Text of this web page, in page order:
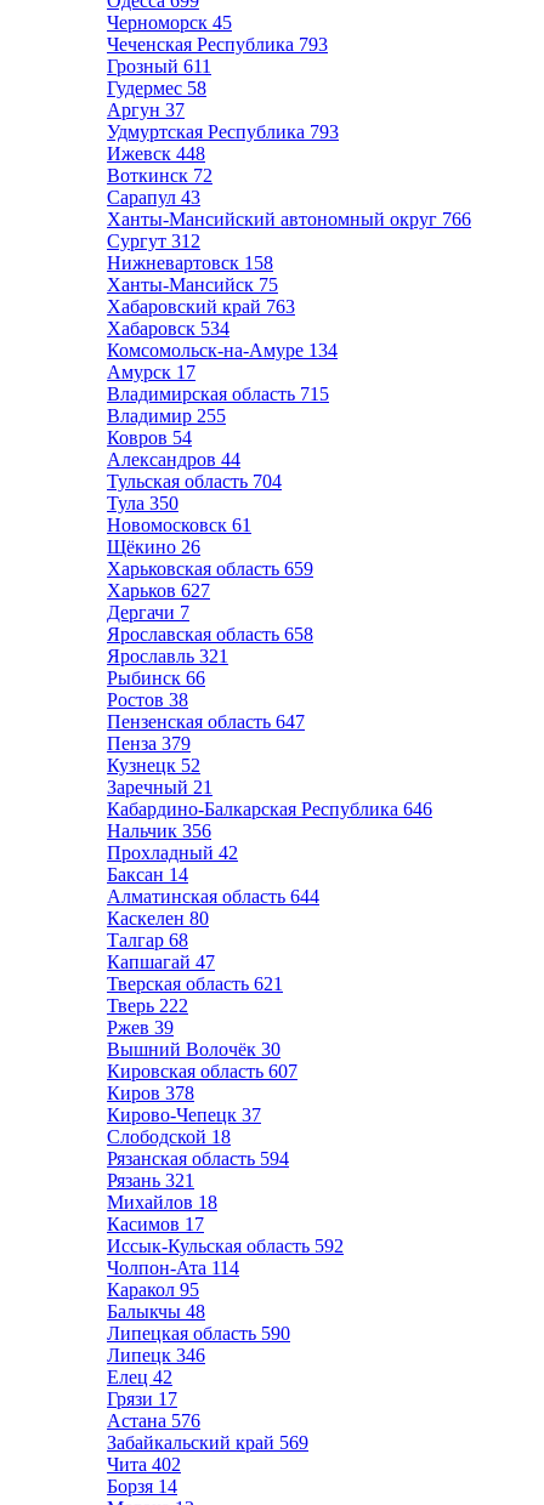
Черноморск 45
Чеченская Республика 793
Грозный 611
Гудермес 58
Аргун 37
Удмуртская Республика 793
Ижевск 448
Воткинск 72
Сарапул 43
Ханты-Мансийский автономный округ 766
Сургут 312
Нижневартовск 158
Ханты-Мансийск 75
Хабаровский край 763
Хабаровск 534
Комсомольск-на-Амуре 134
Амурск 17
Владимирская область 715
Владимир 255
Ковров 54
Александров 44
Тульская область 704
Тула 350
Новомосковск 61
Щёкино 26
Харьковская область 659
Харьков 627
Дергачи 7
Ярославская область 658
Ярославль 321
Рыбинск 66
Ростов 38
Пензенская область 647
Пенза 379
Кузнецк 52
Заречный 21
Кабардино-Балкарская Республика 646
Нальчик 356
Прохладный 42
Баксан 14
Алматинская область 644
Каскелен 80
Талгар 68
Капшагай 47
Тверская область 621
Тверь 222
Ржев 39
Вышний Волочёк 30
Кировская область 607
Киров 378
Кирово-Чепецк 37
Слободской 18
Рязанская область 594
Рязань 321
Михайлов 18
Касимов 17
Иссык-Кульская область 592
Чолпон-Ата 114
Каракол 95
Балыкчы 48
Липецкая область 590
Липецк 346
Елец 42
Грязи 17
Астана 576
Забайкальский край 569
Чита 402
Борзя 14